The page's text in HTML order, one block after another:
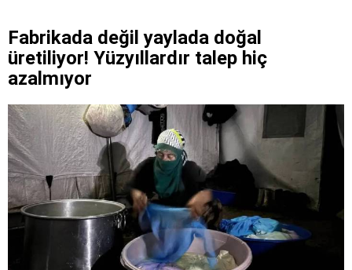
Fabrikada değil yaylada doğal
üretiliyor! Yüzyıllardır talep hiç
azalmıyor